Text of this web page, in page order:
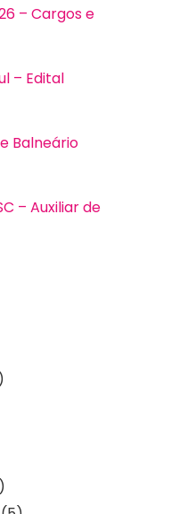
– Cargos e
– Edital
Balneário
– Auxiliar de